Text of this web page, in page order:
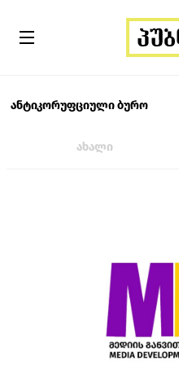
ანტიკორუფციული ბურო
ახალი